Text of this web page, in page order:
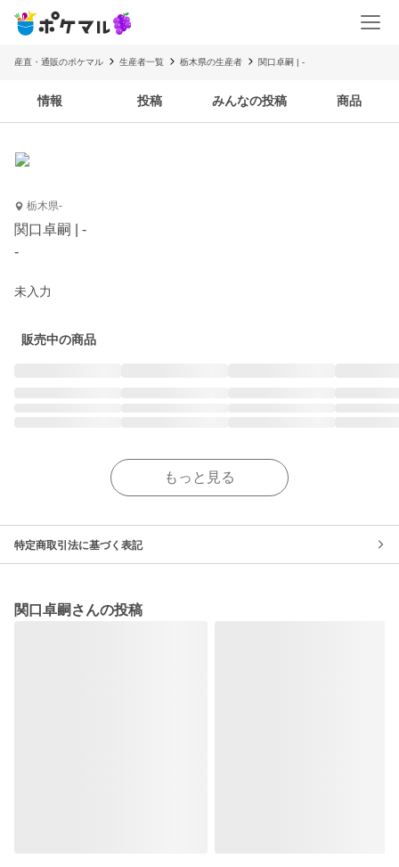
産直・通販のポケマル 生産者一覧 栃木県の生産者 関口卓嗣 | -
情報 投稿 みんなの投稿 商品
栃木県-
関口卓嗣 | -
-
未入力
販売中の商品
もっと見る
特定商取引法に基づく表記
関口卓嗣さんの投稿